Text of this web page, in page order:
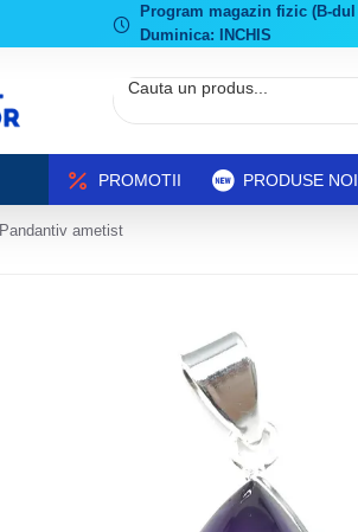
Program magazin fizic (B-dul
Duminica: INCHIS
PROMOTII PRODUSE NOI
Pandantiv ametist